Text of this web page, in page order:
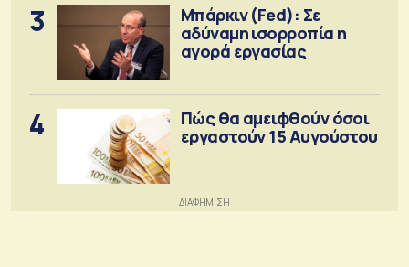
3
Μπάρκιν (Fed): Σε
αδύναμη ισορροπία η
αγορά εργασίας
4
Πώς θα αμειφθούν όσοι
εργαστούν 15 Αυγούστου